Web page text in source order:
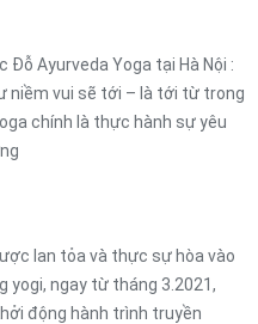
Đỗ Ayurveda Yoga tại Hà Nội :
niềm vui sẽ tới – là tới từ trong
chính là thực hành sự yêu
lan tỏa và thực sự hòa vào
ngay từ tháng 3.2021,
động hành trình truyền